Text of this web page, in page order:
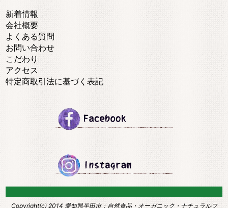
新着情報
会社概要
よくある質問
お問い合わせ
こだわり
アクセス
特定商取引法に基づく表記
Copyright(c) 2014 愛知県半田市：自然食品・オーガニック・ナチュラルフ